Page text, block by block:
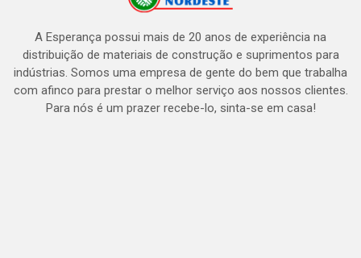
A Esperança possui mais de 20 anos de experiência na
distribuição de materiais de construção e suprimentos para
indústrias. Somos uma empresa de gente do bem que trabalha
com afinco para prestar o melhor serviço aos nossos clientes.
Para nós é um prazer recebe-lo, sinta-se em casa!